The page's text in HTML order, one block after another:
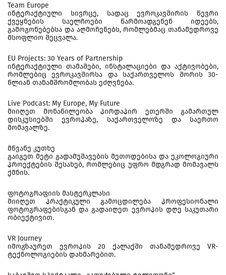
Team Europe
ინტერაქტიული სივრცე, სადაც ევროკავშირის წევრი
ქვეყნების საელჩოები წარმოადგენენ იდეებს,
გამოგონებებსა და აღმოჩენებს, რომლებმაც თანამედროვე
მსოფლიო შეცვალა.
EU Projects: 30 Years of Partnership
ინტერაქტიული თამაშები, ინსტალაციები და აქტივობები,
რომლებიც ევროკავშირსა და საქართველოს შორის 30-
წლიან თანამშრომლობას ეძღვნება.
Live Podcast: My Europe, My Future
მიიღეთ მონაწილეობა პირდაპირ ეთერში გამართულ
დისკუსიებში ევროპაზე, საქართველოზე და საერთო
მომავალზე.
მწვანე კუთხე
გაიგეთ მეტი გადამუშავების მეთოდებისა და ეკოლოგიური
პროექტების შესახებ, რომლებიც უფრო მდგრად მომავალს
ქმნის.
ფოტოგრაფიის მასტერკლასი
მიიღეთ პრაქტიკული გამოცდილება პროფესიონალი
ფოტოგრაფებისგან და გადაიღეთ ევროპის დღე საკუთარი
ობიექტივით.
VR Journey
იმოგზაურეთ ევროპის 20 ქალაქში თანამედროვე VR-
ტექნოლოგიების დახმარებით.